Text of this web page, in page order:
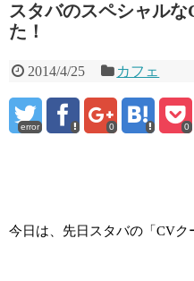
スタバのスペシャル
た！
2014/4/25 カフェ
error 0 0
今日は、先日スタバの「CVク